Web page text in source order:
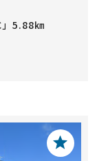
5.88㎞